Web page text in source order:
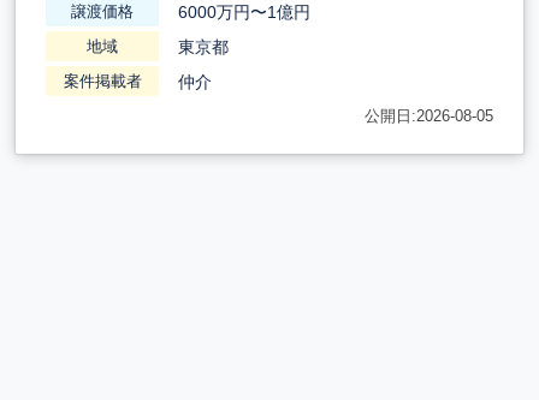
譲渡価格 6000万円〜1億円
地域 東京都
案件掲載者 仲介
公開日:2026-08-05